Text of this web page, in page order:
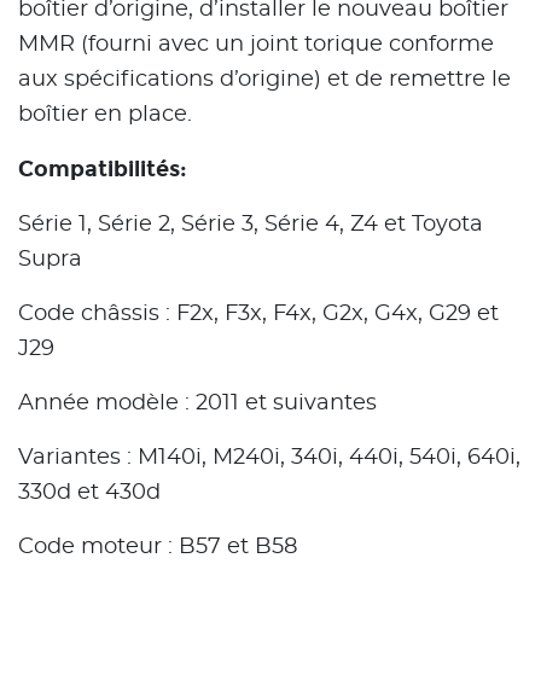
boîtier d’origine, d’installer le nouveau boîtier
MMR (fourni avec un joint torique conforme
aux spécifications d’origine) et de remettre le
boîtier en place.
Compatibilités:
Série 1, Série 2, Série 3, Série 4, Z4 et Toyota
Supra
Code châssis : F2x, F3x, F4x, G2x, G4x, G29 et
J29
Année modèle : 2011 et suivantes
Variantes : M140i, M240i, 340i, 440i, 540i, 640i,
330d et 430d
Code moteur : B57 et B58